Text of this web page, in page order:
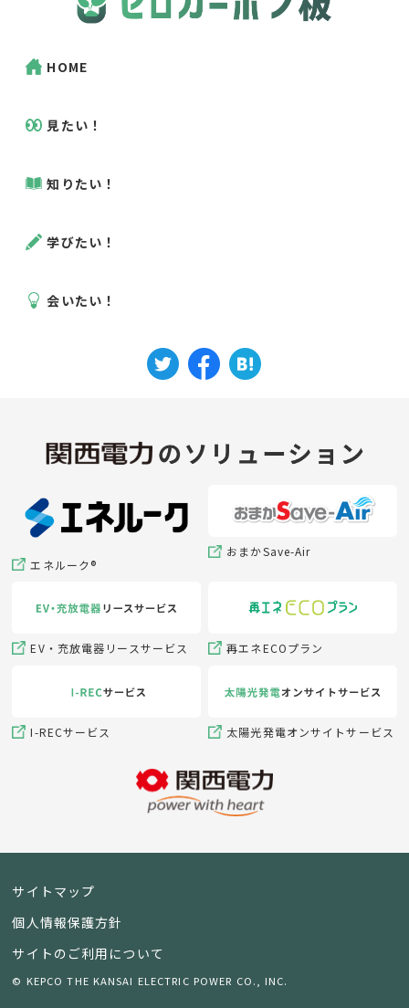
HOME
見たい！
知りたい！
学びたい！
会いたい！
エネルーク®
おまかSave-Air
EV・充放電器リースサービス 再エネECOプラン
I-RECサービス 太陽光発電オンサイトサービス
サイトマップ
個人情報保護方針
サイトのご利用について
© KEPCO THE KANSAI ELECTRIC POWER CO., INC.